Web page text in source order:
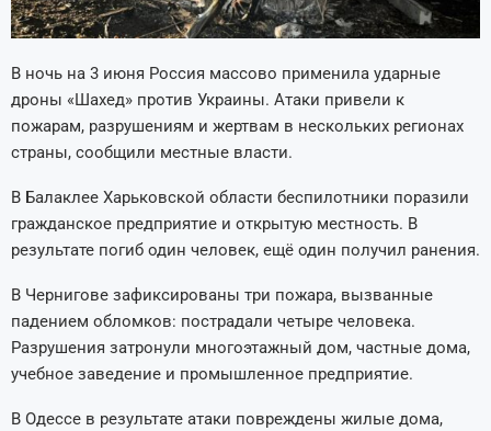
В ночь на 3 июня Россия массово применила ударные
дроны «Шахед» против Украины. Атаки привели к
пожарам, разрушениям и жертвам в нескольких регионах
страны, сообщили местные власти.
В Балаклее Харьковской области беспилотники поразили
гражданское предприятие и открытую местность. В
результате погиб один человек, ещё один получил ранения.
В Чернигове зафиксированы три пожара, вызванные
падением обломков: пострадали четыре человека.
Разрушения затронули многоэтажный дом, частные дома,
учебное заведение и промышленное предприятие.
В Одессе в результате атаки повреждены жилые дома,